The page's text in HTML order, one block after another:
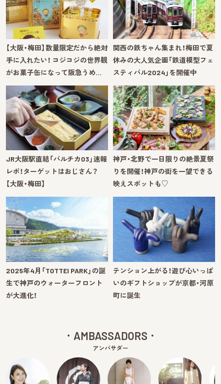
【大阪・梅田】数量限定だから絶対
手に入れたい！ コジコジの世界観
がお菓子缶になって阪急うめ…
関西の鉄ちゃん集まれ！梅田で夏
休みの大人気企画「鉄道模型フェ
スティバル2024」を開催中
JR大阪駅直結「バルチカ03」速報
レポ！ターゲットはおじさん？
【大阪・梅田】
神戸・北野で一日限りの絶景夏祭
りを開催！神戸の街を一望できる
映えスポットも♡
2025年4月「TOTTEI PARK」の誕
生で神戸のウォーターフロント
が大進化！
テンション上がる！遊び心いっぱ
いのギフトショップが京都・河原
町に誕生
AMBASSADORS
アンバサダー